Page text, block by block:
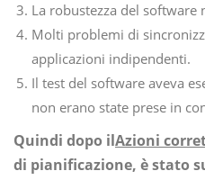
La robustezza del software
Molti problemi di
applicazioni indipendenti.
Il test del software aveva
non erano state prese in
Quindi dopo ilAzioni
di pianificazione, è stato